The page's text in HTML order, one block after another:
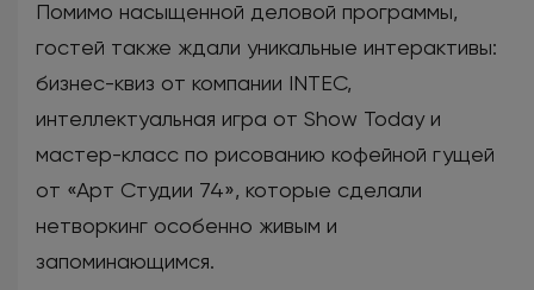
Помимо насыщенной деловой программы,
гостей также ждали уникальные интерактивы:
бизнес-квиз от компании INTEC,
интеллектуальная игра от Show Today и
мастер-класс по рисованию кофейной гущей
от «Арт Студии 74», которые сделали
нетворкинг особенно живым и
запоминающимся.